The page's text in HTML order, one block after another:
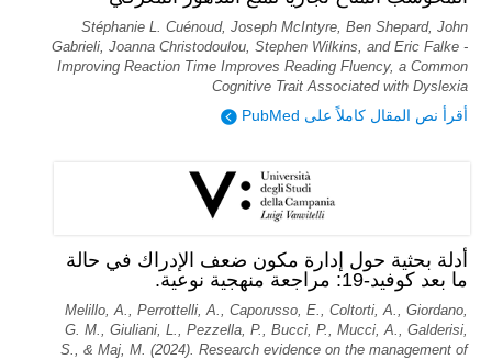
Stéphanie L. Cuénoud, Joseph McIntyre, Ben Shepard, John
Gabrieli, Joanna Christodoulou, Stephen Wilkins, and Eric Falke -
Improving Reaction Time Improves Reading Fluency, a Common
Cognitive Trait Associated with Dyslexia
أقرأ نص المقال كاملاً على PubMed
أدلة بحثية حول إدارة مكون ضعف الإدراك في حالة
ما بعد كوفيد-19: مراجعة منهجية نوعية.
Melillo, A., Perrottelli, A., Caporusso, E., Coltorti, A., Giordano,
G. M., Giuliani, L., Pezzella, P., Bucci, P., Mucci, A., Galderisi,
S., & Maj, M. (2024). Research evidence on the management of